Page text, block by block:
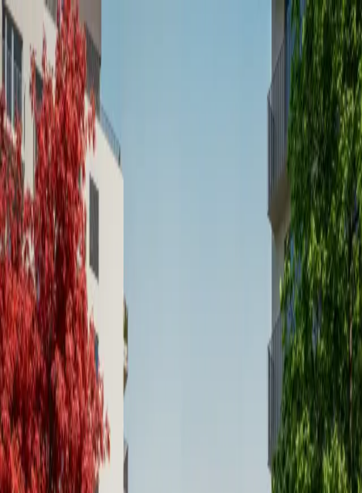
Ponuka bývania
Kontaktujte nás
Domov
/
Štandard
štandard
V Rezidenciách Odevná veríme, že skutočný komfort
spočíva v detailoch, ktoré možno na prvý pohľad
nevidíte, ale cítite ich každý deň – na čerstvom
vzduchu, tichu v byte a nižších účtoch za energie. Náš
technický štandard sme nastavili vysoko nad rámec
bežných projektov.
Monolitické železobetónové konštrukcie v kombinácii s
medzibytovými stenami spĺňajú najprísnejšie akustické
normy. Vaše súkromie a ticho je pre nás prioritou.